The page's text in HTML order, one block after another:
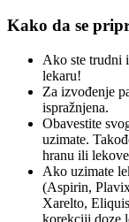
Kako da se
Ako ste trudni
lekaru!
Za izvođenje
ispražnjena.
Obavestite
uzimate.
hranu ili
Ako uzimate
(Aspirin,
Xarelto,